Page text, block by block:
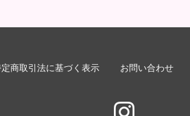
商取引法に基づく表示 お問い合わせ